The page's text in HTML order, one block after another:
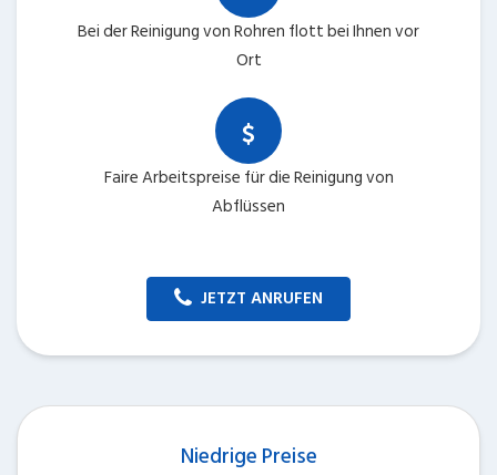
Bei der Reinigung von Rohren flott bei Ihnen vor
Ort
Faire Arbeitspreise für die Reinigung von
Abflüssen
JETZT ANRUFEN
Niedrige Preise